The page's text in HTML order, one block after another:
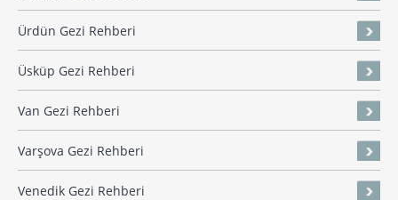
Ürdün Gezi Rehberi
Üsküp Gezi Rehberi
Van Gezi Rehberi
Varşova Gezi Rehberi
Venedik Gezi Rehberi